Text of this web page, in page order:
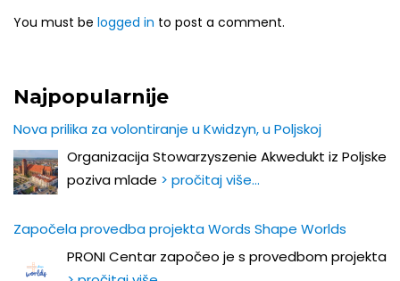
You must be logged in to post a comment.
Najpopularnije
Nova prilika za volontiranje u Kwidzyn, u Poljskoj
Organizacija Stowarzyszenie Akwedukt iz Poljske
poziva mlade > pročitaj više…
Započela provedba projekta Words Shape Worlds
PRONI Centar započeo je s provedbom projekta